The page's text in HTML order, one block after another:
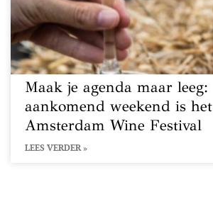
Maak je agenda maar leeg:
aankomend weekend is het
Amsterdam Wine Festival
LEES VERDER »